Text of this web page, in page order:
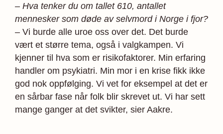
– Hva tenker du om tallet 610, antallet
mennesker som døde av selvmord i Norge i fjor?
– Vi burde alle uroe oss over det. Det burde
vært et større tema, også i valgkampen. Vi
kjenner til hva som er risikofaktorer. Min erfaring
handler om psykiatri. Min mor i en krise fikk ikke
god nok oppfølging. Vi vet for eksempel at det er
en sårbar fase når folk blir skrevet ut. Vi har sett
mange ganger at det svikter, sier Aakre.